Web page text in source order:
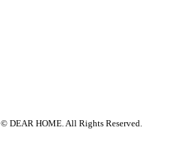
© DEAR HOME. All Rights Reserved.